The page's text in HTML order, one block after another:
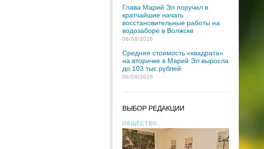
Глава Марий Эл поручил в
кратчайшие начать
восстановительные работы на
водозаборе в Волжске
06/08/2026
Средняя стоимость «квадрата»
на вторичке в Марий Эл выросла
до 103 тыс рублей
06/08/2026
ВЫБОР РЕДАКЦИИ
ОБЩЕСТВО